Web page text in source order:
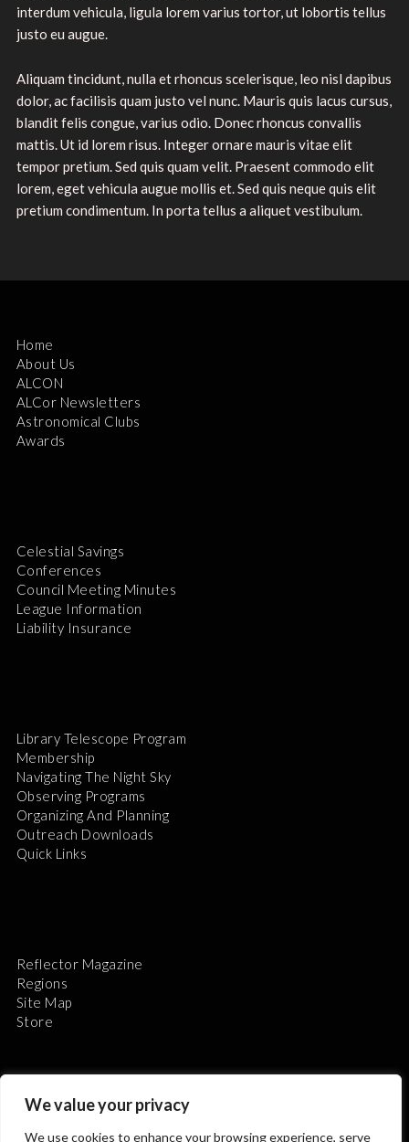
We value your privacy
We use cookies to enhance your browsing experience, serve
interdum vehicula, ligula lorem varius tortor, ut lobortis tellus
justo eu augue.
Aliquam tincidunt, nulla et rhoncus scelerisque, leo nisl dapibus
dolor, ac facilisis quam justo vel nunc. Mauris quis lacus cursus,
blandit felis congue, varius odio. Donec rhoncus convallis
mattis. Ut id lorem risus. Integer ornare mauris vitae elit
tempor pretium. Sed quis quam velit. Praesent commodo elit
lorem, eget vehicula augue mollis et. Sed quis neque quis elit
pretium condimentum. In porta tellus a aliquet vestibulum.
Home
About Us
ALCON
ALCor Newsletters
Astronomical Clubs
Awards
Celestial Savings
Conferences
Council Meeting Minutes
League Information
Liability Insurance
Library Telescope Program
Membership
Navigating The Night Sky
Observing Programs
Organizing And Planning
Outreach Downloads
Quick Links
Reflector Magazine
Regions
Site Map
Store